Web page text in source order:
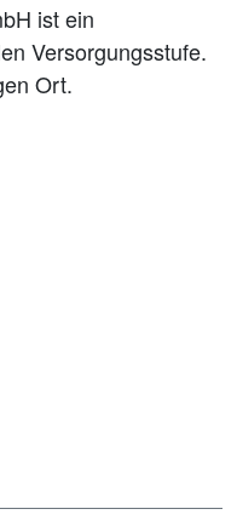
ist ein
Versorgungsstufe.
Ort.